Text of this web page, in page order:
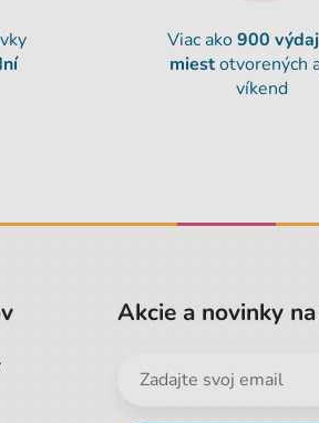
Viac ako900
miestotvorených
víkend
Akcie a novinky